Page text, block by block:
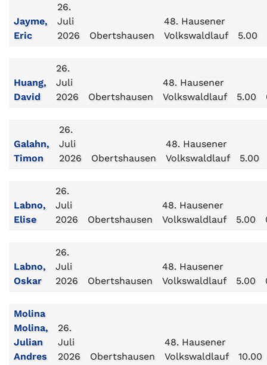
Jayme,
Eric
26.
Juli
2026
Obertshausen
48. Hausener
Volkswaldlauf
5.00
Huang,
David
26.
Juli
2026
Obertshausen
48. Hausener
Volkswaldlauf
5.00
Galahn,
Timon
26.
Juli
2026
Obertshausen
48. Hausener
Volkswaldlauf
5.00
Labno,
Elise
26.
Juli
2026
Obertshausen
48. Hausener
Volkswaldlauf
5.00
Labno,
Oskar
26.
Juli
2026
Obertshausen
48. Hausener
Volkswaldlauf
5.00
Molina
Molina,
Julian
Andres
26.
Juli
2026
Obertshausen
48. Hausener
Volkswaldlauf
10.00